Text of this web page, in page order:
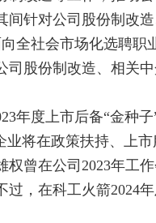
针对公司股份制改
全社会市场化选聘
司股份制改造、相关
年度上市后备“金种
将在政策扶持、上市
曾在公司2023年工
，在科工火箭2024